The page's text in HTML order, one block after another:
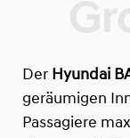
Der Hyundai
geräumigen
Passagiere